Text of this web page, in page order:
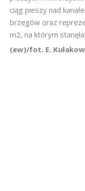
ciąg pieszy nad
brzegów oraz
m2, na którym
(ew)/fot. E.